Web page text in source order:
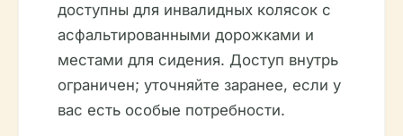
доступны для инвалидных колясок с
асфальтированными дорожками и
местами для сидения. Доступ внутрь
ограничен; уточняйте заранее, если у
вас есть особые потребности.